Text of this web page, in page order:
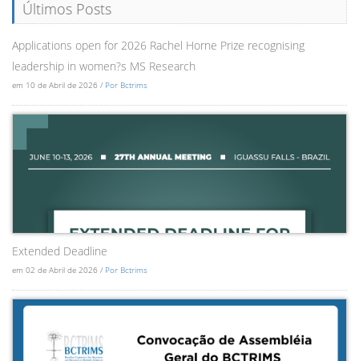
Últimos Posts
Applications open for 2026 Rachel Horne Prize recognising
leadership in women?s MS Research
em 10 de Abril de 2026 / Por Bctrims
Extended Deadline
em 02 de Abril de 2026 / Por Bctrims